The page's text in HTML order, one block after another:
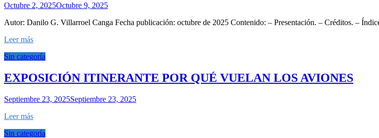
Octubre 2, 2025Octubre 9, 2025
Autor: Danilo G. Villarroel Canga Fecha publicación: octubre de 2025 Contenido: – Presentación. – Créditos. –
Leer más
Sin categoría
EXPOSICIÓN ITINERANTE POR QUÉ VUELAN LOS AVIONES
Septiembre 23, 2025Septiembre 23, 2025
Leer más
Sin categoría